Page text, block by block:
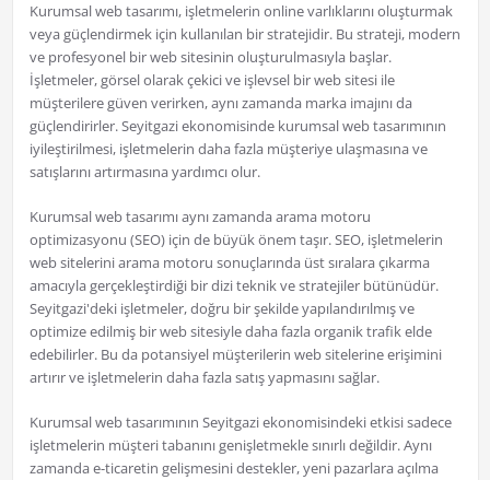
Kurumsal web tasarımı, işletmelerin online varlıklarını oluşturmak
veya güçlendirmek için kullanılan bir stratejidir. Bu strateji, modern
ve profesyonel bir web sitesinin oluşturulmasıyla başlar.
İşletmeler, görsel olarak çekici ve işlevsel bir web sitesi ile
müşterilere güven verirken, aynı zamanda marka imajını da
güçlendirirler. Seyitgazi ekonomisinde kurumsal web tasarımının
iyileştirilmesi, işletmelerin daha fazla müşteriye ulaşmasına ve
satışlarını artırmasına yardımcı olur.
Kurumsal web tasarımı aynı zamanda arama motoru
optimizasyonu (SEO) için de büyük önem taşır. SEO, işletmelerin
web sitelerini arama motoru sonuçlarında üst sıralara çıkarma
amacıyla gerçekleştirdiği bir dizi teknik ve stratejiler bütünüdür.
Seyitgazi'deki işletmeler, doğru bir şekilde yapılandırılmış ve
optimize edilmiş bir web sitesiyle daha fazla organik trafik elde
edebilirler. Bu da potansiyel müşterilerin web sitelerine erişimini
artırır ve işletmelerin daha fazla satış yapmasını sağlar.
Kurumsal web tasarımının Seyitgazi ekonomisindeki etkisi sadece
işletmelerin müşteri tabanını genişletmekle sınırlı değildir. Aynı
zamanda e-ticaretin gelişmesini destekler, yeni pazarlara açılma